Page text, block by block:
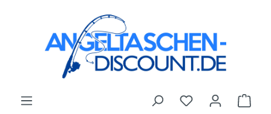
Zum Hauptinhalt springen
Du hast 0